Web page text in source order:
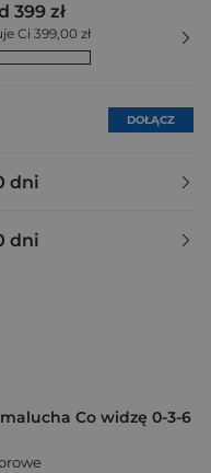
399 zł
Ci 399,00 zł
DOŁĄCZ
dni
dni
Co widzę 0-3-6